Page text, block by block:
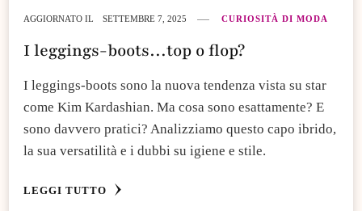
AGGIORNATO IL SETTEMBRE 7, 2025 CURIOSITÀ DI MODA
I leggings-boots…top o flop?
​I leggings-boots sono la nuova tendenza vista su star
come Kim Kardashian. Ma cosa sono esattamente? E
sono davvero pratici? Analizziamo questo capo ibrido,
la sua versatilità e i dubbi su igiene e stile.
LEGGI TUTTO